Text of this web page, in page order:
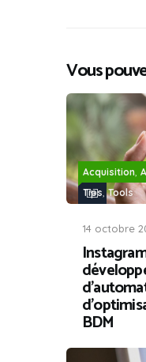
Vous
Acquisition,
Tips,Tools
14 octobre
BDM